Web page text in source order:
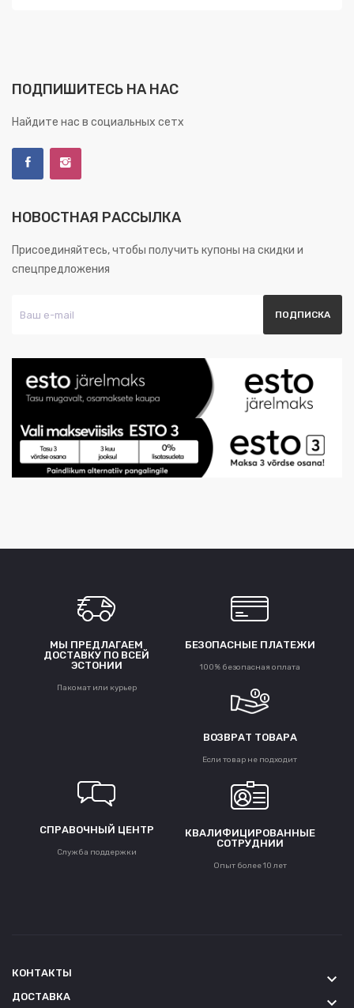
ПОДПИШИТЕСЬ НА НАС
Найдите нас в социальных сетх
НОВОСТНАЯ РАССЫЛКА
Присоединяйтесь, чтобы получить купоны на скидки и
спецпредложения
МЫ ПРЕДЛАГАЕМ
ДОСТАВКУ ПО ВСЕЙ
ЭСТОНИИ
Пакомат или курьер
БЕЗОПАСНЫЕ ПЛАТЕЖИ
100% безопасная оплата
ВОЗВРАТ ТОВАРА
Если товар не подходит
СПРАВОЧНЫЙ ЦЕНТР
Служба поддержки
КВАЛИФИЦИРОВАННЫЕ
СОТРУДНИИ
Опыт более 10 лет
КОНТАКТЫ keyboard_arrow_down
ДОСТАВКА keyboard_arrow_down